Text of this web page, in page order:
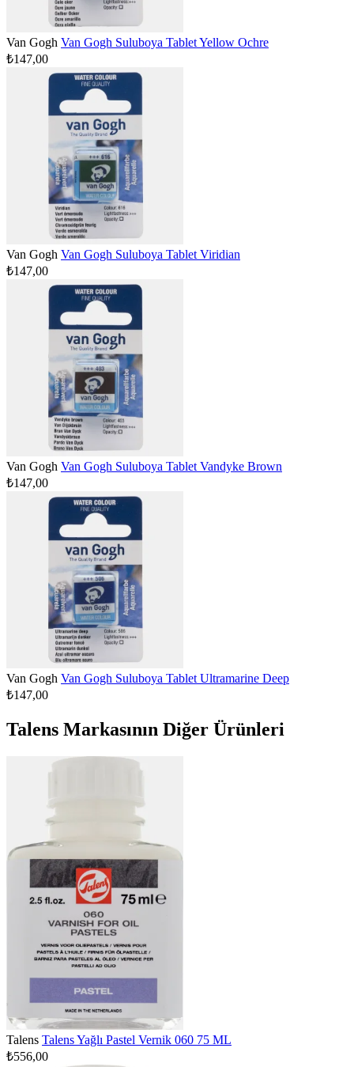
Van Gogh Van Gogh Suluboya Tablet Yellow Ochre
₺147,00
Van Gogh Van Gogh Suluboya Tablet Viridian
₺147,00
Van Gogh Van Gogh Suluboya Tablet Vandyke Brown
₺147,00
Van Gogh Van Gogh Suluboya Tablet Ultramarine Deep
₺147,00
Talens Markasının Diğer Ürünleri
Talens Talens Yağlı Pastel Vernik 060 75 ML
₺556,00